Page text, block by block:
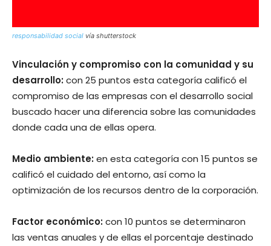
responsabilidad social vía shutterstock
Vinculación y compromiso con la comunidad y su
desarrollo:con 25 puntos esta categoría calificó el
compromiso de las empresas con el desarrollo social
buscado hacer una diferencia sobre las comunidades
donde cada una de ellas opera.
Medio ambiente:en esta categoría con 15 puntos se
calificó el cuidado del entorno, así como la
optimización de los recursos dentro de la corporación.
Factor económico:con 10 puntos se determinaron
las ventas anuales y de ellas el porcentaje destinado